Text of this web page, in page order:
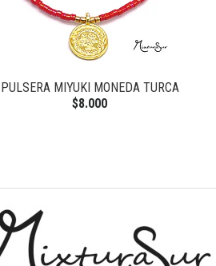
PULSERA MIYUKI MONEDA TURCA
$8.000